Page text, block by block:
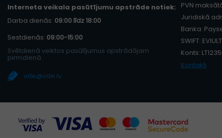
Interneta veikala pasūtījumu apstrāde notiek:
Darba dienās: 09:00 līdz 18:00
Sestdienās: 09:00-15:00
Svētdienā veiktos pasūtījumus apstrādājam
pirmdienā.
vde@vde.lv
PVN
Juridiskā
Banka:
SWIFT:
Konts:
Kontakti